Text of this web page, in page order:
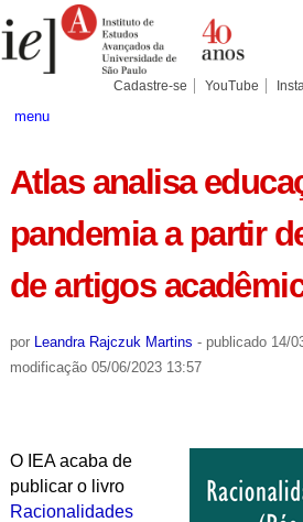
para
conteúdo.
Pessoais
Cadastre-se YouTube
menu
Atlas analisa
pandemia a partir
de artigos
por Leandra Rajczuk Martins - publicado14/
modificação05/06/2023 13:57
O IEA acaba de
publicar o livro
Racionalidades